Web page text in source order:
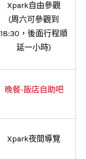
Xpark自由參觀
(周六可參觀到
18:30，後面行程順
延一小時)
晚餐-飯店自助吧
Xpark夜間導覽